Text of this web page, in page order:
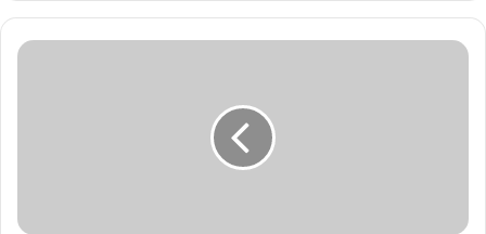
मृणाल ठाकुर और यशस्वी जायसवाल के रिश्ते की चर्चा तेज,
एक्ट्रेस ने अब कही ये बात
असम बाढ़ पीड़ितों की मदद को समय रैना ने दिए 10 लाख,
सीएम ने की तारीफ
August 8, 2026
लोकेश कनगराज की ‘DC’ में एक्शन, रोमांस और बदले का खूनी